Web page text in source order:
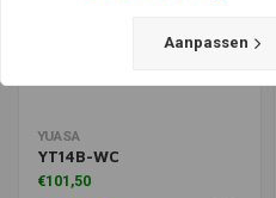
YUASA
YT14B-WC
€101,50
Aanpassen